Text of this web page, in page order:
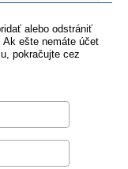
alebo odstrániť
Ak ešte nemáte účet
pokračujte cez